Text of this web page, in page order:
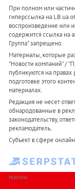
При полном или
гиперссылка на LB.ua
воспроизведение или
содержится ссылка на
Группа" запрещено.
Материалы, которые
"Новости компаний" /
публикуются на правах
подготовке этого
материалах.
Редакция не несет
обнародованные в
законодательству,
рекламодатель.
Субъект в сфере
РЕКЛАМА